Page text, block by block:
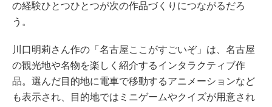
の経験ひとつひとつが次の作品づくりにつながるだろ
う。
川口明莉さん作の「名古屋ここがすごいぞ」は、名古屋
の観光地や名物を楽しく紹介するインタラクティブ作
品。選んだ目的地に電車で移動するアニメーションなど
も表示され、目的地ではミニゲームやクイズが用意され